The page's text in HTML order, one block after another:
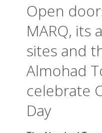
Open
MARQ, its
sites and
Almohad
celebrate
Day